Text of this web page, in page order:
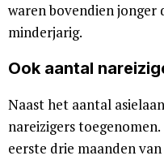
waren bovendien jonger
minderjarig.
Ook aantal
Naast het aantal
nareizigers
eerste drie maanden